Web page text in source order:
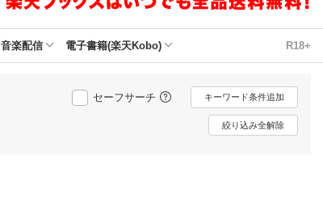
動画配信
楽天TV
動画配信ガイド
音楽配信 電子書籍(楽天Kobo) R18+
セーフサーチ キーワード条件追加
絞り込み全解除